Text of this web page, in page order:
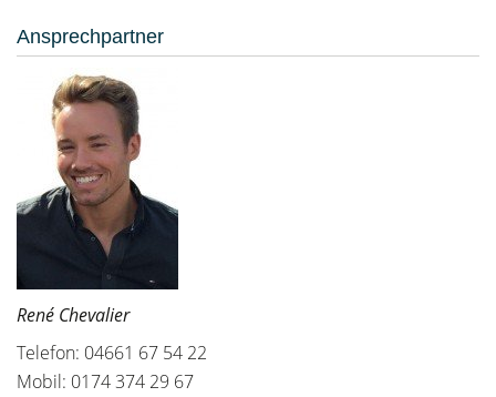
Ansprechpartner
René Chevalier
Telefon: 04661 67 54 22
Mobil: 0174 374 29 67